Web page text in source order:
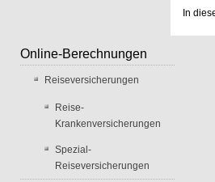
In
Online-Berechnungen
Reiseversicherungen
Reise-
Krankenversicherungen
Spezial-
Reiseversicherungen